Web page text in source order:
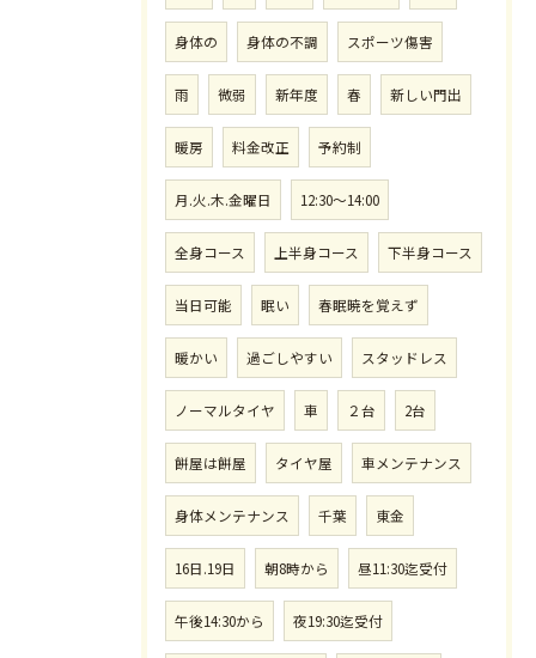
身体の 身体の不調 スポーツ傷害
雨 微弱 新年度 春 新しい門出
暖房 料金改正 予約制
月.火.木.金曜日 12:30〜14:00
全身コース 上半身コース 下半身コース
当日可能 眠い 春眠暁を覚えず
暖かい 過ごしやすい スタッドレス
ノーマルタイヤ 車 ２台 2台
餅屋は餅屋 タイヤ屋 車メンテナンス
身体メンテナンス 千葉 東金
16日.19日 朝8時から 昼11:30迄受付
午後14:30から 夜19:30迄受付